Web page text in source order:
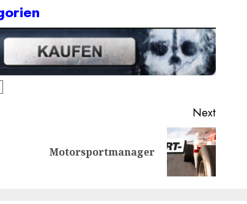
Previous
Next
NextMotorsportmanager